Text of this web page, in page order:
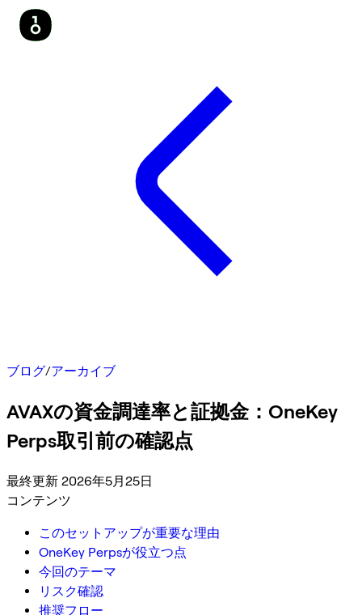
ブログ/アーカイブ
AVAXの資金調達率と証拠金：OneKey
Perps取引前の確認点
最終更新 2026年5月25日
コンテンツ
このセットアップが重要な理由
OneKey Perpsが役立つ点
今回のテーマ
リスク確認
推奨フロー